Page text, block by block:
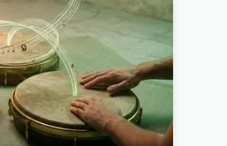
time-lapse-byggerier og street-style